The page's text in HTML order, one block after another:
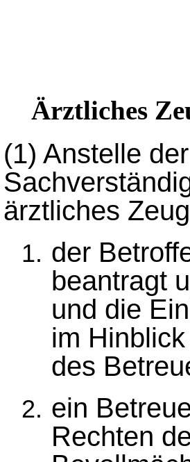
Ärztliches
(1) Anstelle
ärztliches
der
beantragt
und die
im
des
ein
Rechten